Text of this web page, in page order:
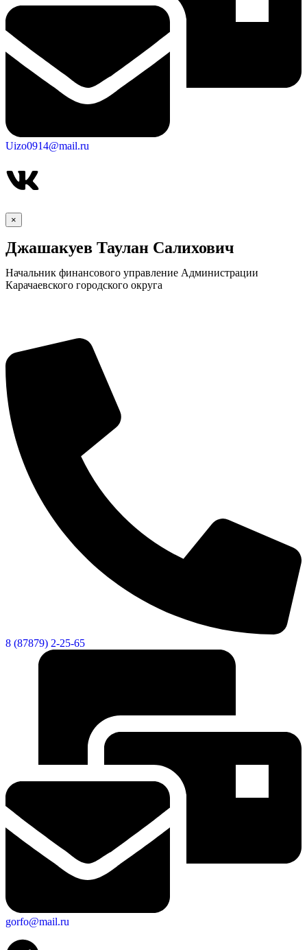
КСП КГО
Uizo0914@mail.ru
×
Джашакуев Таулан Салихович
Начальник финансового управление Администрации
Карачаевского городского округа
8 (87879) 2-25-65
gorfo@mail.ru